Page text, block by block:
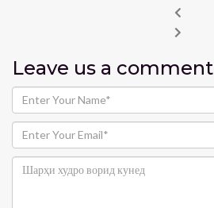
Leave us a comment